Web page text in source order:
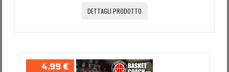
DETTAGLI PRODOTTO
4,99 €